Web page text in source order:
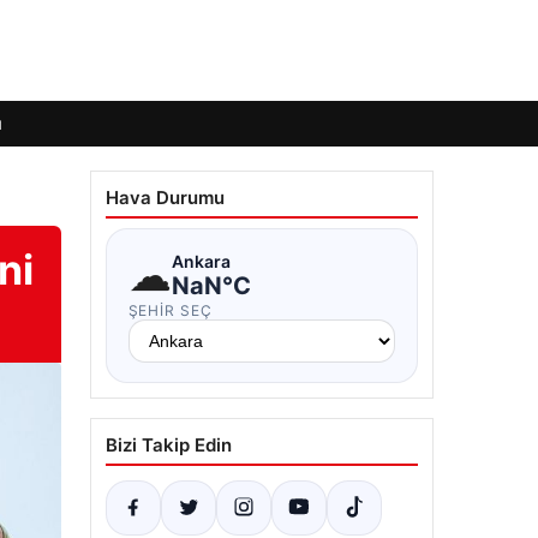
Hava Durumu
☁Ankara
NaN°C
ŞEHIR SEÇ
Bizi Takip Edin